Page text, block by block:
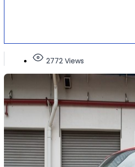
2772 Views